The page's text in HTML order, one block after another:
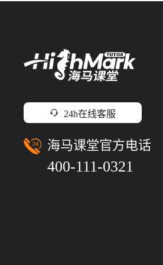
24h在线客服
海马课堂官方电话
400-111-0321